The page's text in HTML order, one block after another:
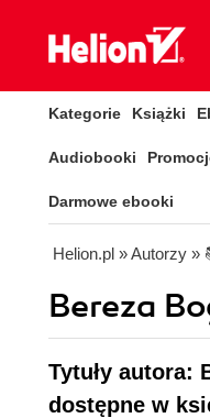
Kategorie Książki
Audiobooki
Darmowe ebooki
Helion.pl » Autorzy »
Bereza
Tytuły autora:
dostępne w